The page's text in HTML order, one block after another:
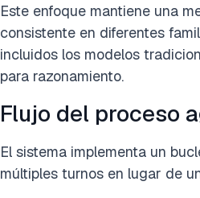
Este enfoque mantiene una
consistente en diferentes
incluidos los modelos
para razonamiento.
Flujo del proceso
El sistema implementa un
múltiples turnos en lugar de